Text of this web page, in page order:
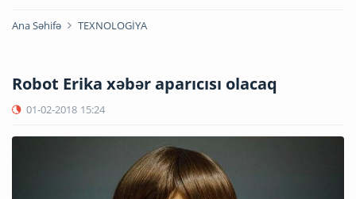
Ana Səhifə TEXNOLOGİYA
Robot Erika xəbər aparıcısı olacaq
01-02-2018 15:24